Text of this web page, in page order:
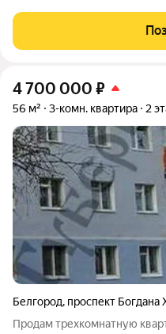
4 700 000 ₽
56 м² 3-комн. квартира 2
Белгород, проспект Богдана
Продам трехкомнатную